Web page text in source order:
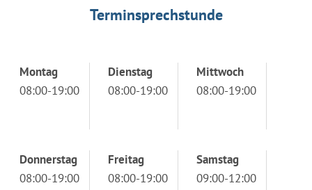
Terminsprechstunde
Montag
08:00-19:00
Dienstag
08:00-19:00
Mittwoch
08:00-19:00
Donnerstag
08:00-19:00
Freitag
08:00-19:00
Samstag
09:00-12:00